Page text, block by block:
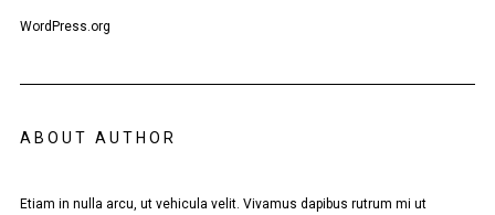
WordPress.org
ABOUT AUTHOR
Etiam in nulla arcu, ut vehicula velit. Vivamus dapibus rutrum mi ut